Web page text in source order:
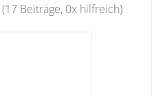
(17 Beiträge, 0x hilfreich)